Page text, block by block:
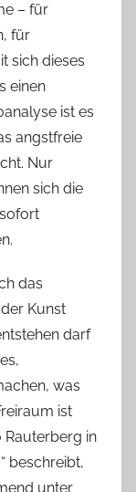
– für
für
sich dieses
einen
ist es
angstfreie
Nur
sich die
das
Kunst
darf
was
ist
Rauterberg in
beschreibt,
unter